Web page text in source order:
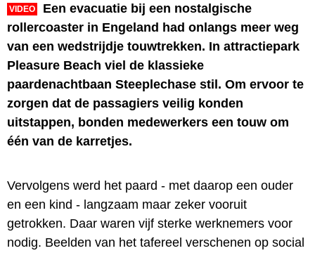
VIDEO
Een evacuatie bij een nostalgische
rollercoaster in Engeland had onlangs meer weg
van een wedstrijdje touwtrekken. In attractiepark
Pleasure Beach viel de klassieke
paardenachtbaan Steeplechase stil. Om ervoor te
zorgen dat de passagiers veilig konden
uitstappen, bonden medewerkers een touw om
één van de karretjes.
Vervolgens werd het paard - met daarop een ouder
en een kind - langzaam maar zeker vooruit
getrokken. Daar waren vijf sterke werknemers voor
nodig. Beelden van het tafereel verschenen op social